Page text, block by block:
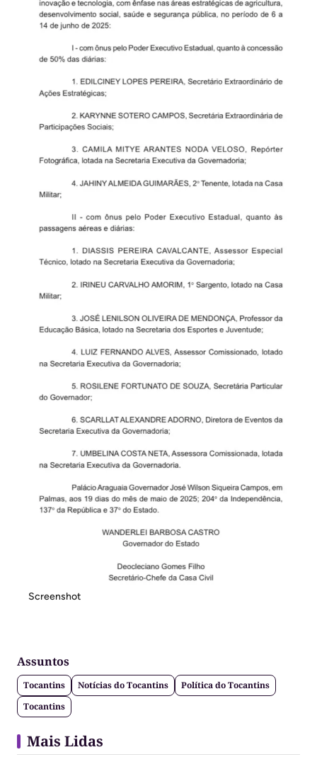
Screenshot
Assuntos
Tocantins Notícias do Tocantins
Política do Tocantins
Tocantins
Mais Lidas